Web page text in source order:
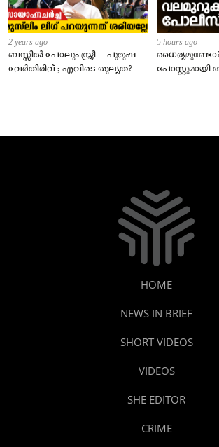
2 years ago
ബസ്സിൽ പോലും സ്ത്രീ – പുരുഷ
വേർതിരിവ് ; എവിടെ തുല്യത? |
5 hours ago
ധൈര്യമുണ്ടോ?
പോസ്റ്റുമായി
HOME
NEWS IN BRIEF
SHORT VIDEOS
VIDEOS
SHE EDITOR
CRIME